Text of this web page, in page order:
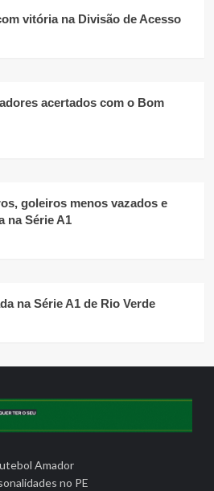
vitória na Divisão de Acesso
acertados com o Bom
goleiros menos vazados e
na Série A1
na Série A1 de Rio Verde
Amador
no PE